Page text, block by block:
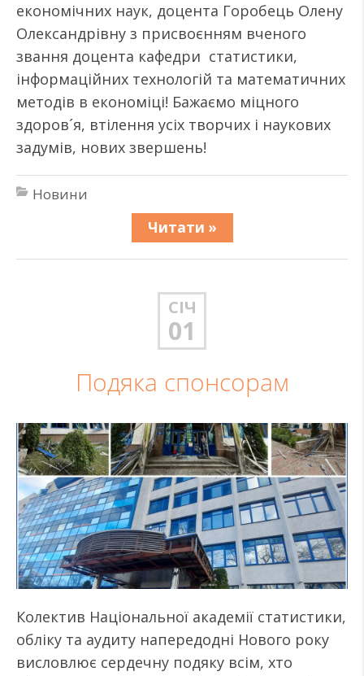
економічних наук, доцента Горобець Олену
Олександрівну з присвоєнням вченого
звання доцента кафедри статистики,
інформаційних технологій та математичних
методів в економіці! Бажаємо міцного
здоров´я, втілення усіх творчих і наукових
задумів, нових звершень!
Новини
Читати »
СІЧ
01
Подяка спонсорам
Колектив Національної академії статистики,
обліку та аудиту напередодні Нового року
висловлює сердечну подяку всім, хто